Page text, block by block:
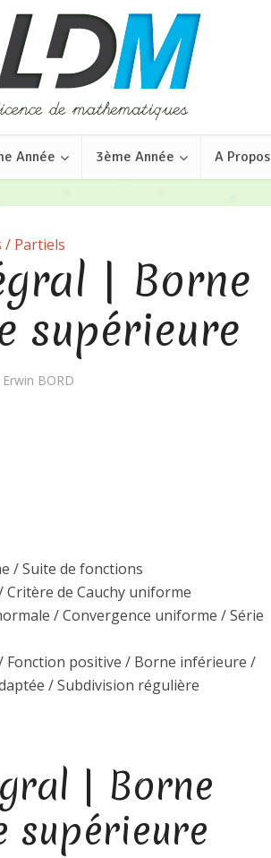
Année 3ème Année A Propos
/ Partiels
| Borne
supérieure
Erwin BORD
/ Suite de fonctions
Critère de Cauchy uniforme
/ Convergence uniforme / Série
Fonction positive / Borne inférieure /
/ Subdivision régulière
| Borne
supérieure